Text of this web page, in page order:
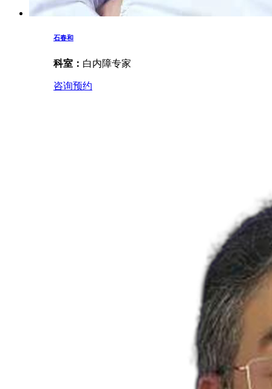
石春和
科室： 白内障专家
咨询预约